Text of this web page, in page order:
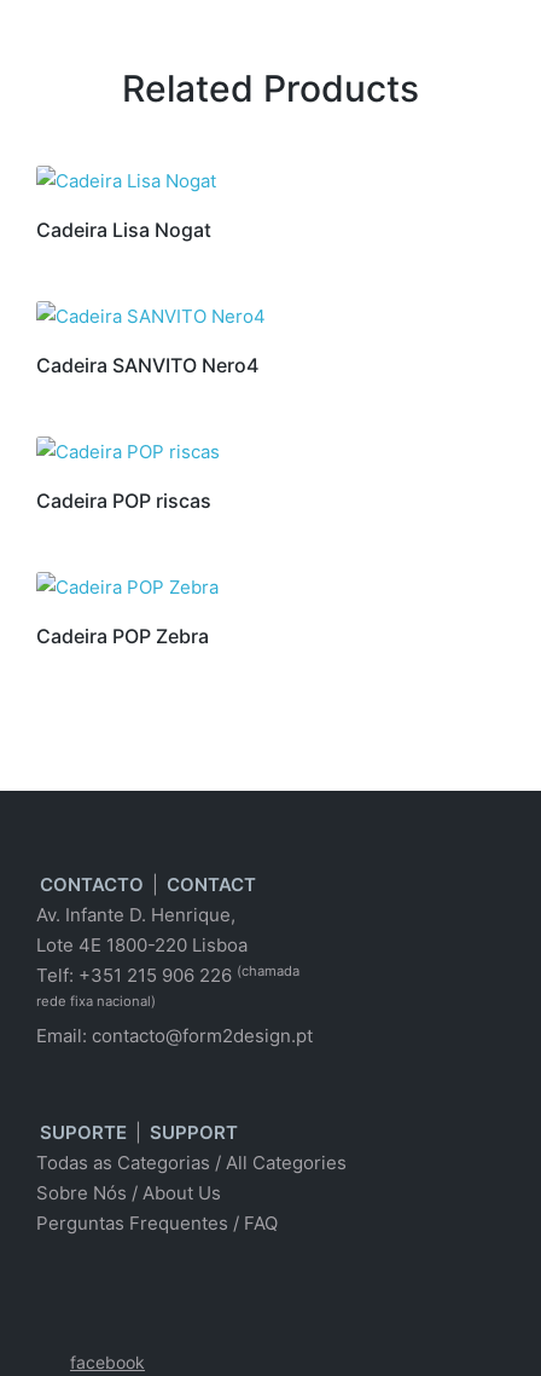
Related Products
Cadeira Lisa Nogat
Cadeira SANVITO Nero4
Cadeira POP riscas
Cadeira POP Zebra
CONTACTO
CONTACT
Av. Infante D. Henrique,
Lote 4E 1800-220 Lisboa
Telf: +351 215 906 226 (chamada
rede fixa nacional)
Email: contacto@form2design.pt
SUPORTE
SUPPORT
Todas as Categorias / All Categories
Sobre Nós / About Us
Perguntas Frequentes / FAQ
facebook